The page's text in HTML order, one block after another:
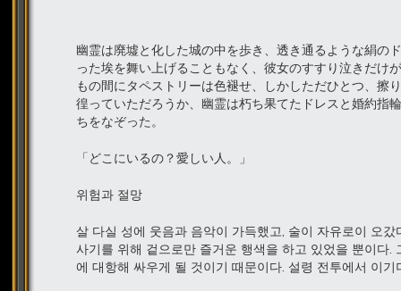
幽霊は廃墟と化した城の中を歩き、透き通るような絹の
った埃を舞い上げることもなく、彼女のすすり泣きだけ
もの間にタペストリーは色褪せ、しかしただひとつ、擦
徨っていただろうか、幽霊は朽ち果てたドレスと婚約指
ちをなぞった。
「どこにいるの？愛しい人。」
위험과 절망
살 다실 성에 웃음과 음악이 가득했고, 술이 자유로이 오
사기를 위해 겉으로만 즐거운 행색을 하고 있었을 뿐이다
에 대항해 싸우게 될 것이기 때문이다. 설령 전투에서 이